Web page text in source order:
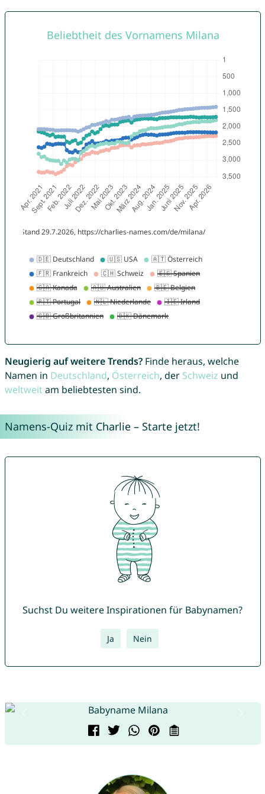
Neugierig auf weitere Trends?Finde heraus, welche
Namen in Deutschland, Österreich, der Schweiz und
weltweitam beliebtesten sind.
Namens-Quiz mit Charlie – Starte jetzt!
Suchst Du weitere Inspirationen für Babynamen?
Ja Nein